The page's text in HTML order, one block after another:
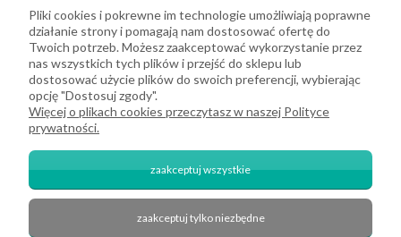
O firmie
2026 DeHome.pl | Tekstylia domowe DeHome | Przemysłowa 8, 43-430
Pliki cookies i pokrewne im technologie umożliwiają poprawne
działanie strony i pomagają nam dostosować ofertę do
Twoich potrzeb. Możesz zaakceptować wykorzystanie przez
nas wszystkich tych plików i przejść do sklepu lub
dostosować użycie plików do swoich preferencji, wybierając
opcję "Dostosuj zgody".
Więcej o plikach cookies przeczytasz w naszej Polityce
prywatności.
zaakceptuj wszystkie
zaakceptuj tylko niezbędne